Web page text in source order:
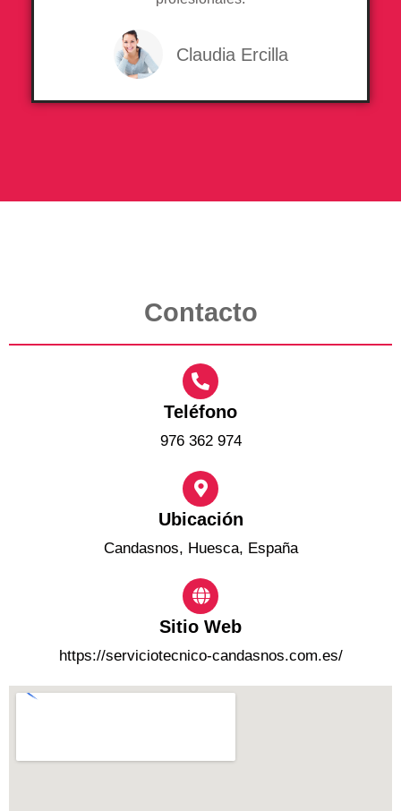
Claudia Ercilla
Contacto
Teléfono
976 362 974
Ubicación
Candasnos, Huesca, España
Sitio Web
https://serviciotecnico-candasnos.com.es/